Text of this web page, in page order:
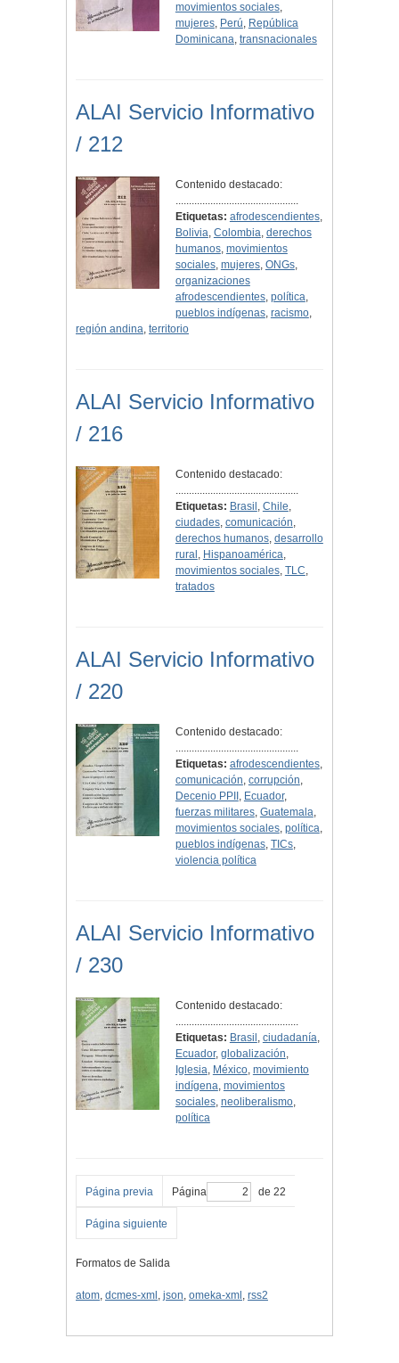
movimientos sociales,
mujeres, Perú, República
Dominicana, transnacionales
ALAI Servicio Informativo
/ 212
Contenido destacado:
..............................................
Etiquetas: afrodescendientes,
Bolivia, Colombia, derechos
humanos, movimientos
sociales, mujeres, ONGs,
organizaciones
afrodescendientes, política,
pueblos indígenas, racismo,
región andina, territorio
ALAI Servicio Informativo
/ 216
Contenido destacado:
..............................................
Etiquetas: Brasil , Chile,
ciudades, comunicación,
derechos humanos, desarrollo
rural , Hispanoamérica,
movimientos sociales, TLC,
tratados
ALAI Servicio Informativo
/ 220
Contenido destacado:
..............................................
Etiquetas: afrodescendientes,
comunicación, corrupción,
Decenio PPII , Ecuador,
fuerzas militares, Guatemala,
movimientos sociales, política,
pueblos indígenas, TICs,
violencia política
ALAI Servicio Informativo
/ 230
Contenido destacado:
..............................................
Etiquetas: Brasil , ciudadanía,
Ecuador, globalización,
Iglesia, México, movimiento
indígena, movimientos
sociales, neoliberalismo,
política
Página previa Página de 22
Página siguiente
Formatos de Salida
atom, dcmes-xml , json, omeka-xml , rss2